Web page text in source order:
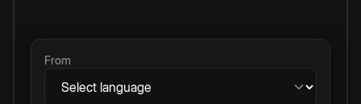
From